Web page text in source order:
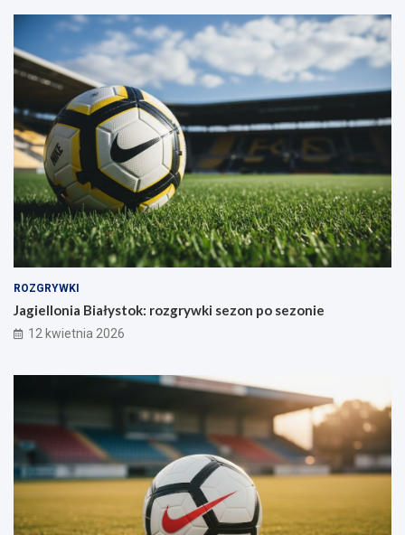
ROZGRYWKI
Jagiellonia Białystok: rozgrywki sezon po sezonie
12 kwietnia 2026